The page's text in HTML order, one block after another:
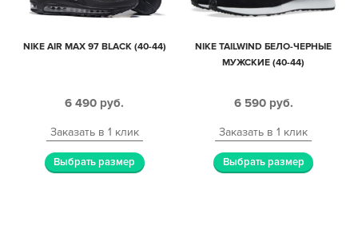
NIKE AIR MAX 97 BLACK (40-44)
6 490 руб.
Заказать в 1 клик
Выбрать размер
NIKE TAILWIND БЕЛО-ЧЕРНЫЕ
МУЖСКИЕ (40-44)
6 590 руб.
Заказать в 1 клик
Выбрать размер